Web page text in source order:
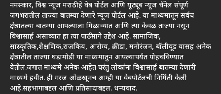
नमस्कार, विश्व न्यूज मराठी हे वेब पोर्टल आणि यूट्यूब न्यूज चॅनेल संपूर्ण
जगभरातील ताज्या बातम्या देणारे न्यूज पोर्टल आहे. या माध्यमातून सर्वच
क्षेत्रातल्या बातम्या आपल्याला मिळाव्यात आणि त्या केवळ ताज्या नसून
विश्वासार्ह असाव्यात हा त्या पाठीमागे उद्देश आहे. सामाजिक,
सांस्कृतिक,शैक्षणिक,राजकिय, आरोग्य, क्रीडा, मनोरंजन, बॉलीवूड यासह अनेक
क्षेत्रातील ताज्या घडामोडी या माध्यमातुन आपल्यापर्यंत पोहचविण्यात
येतील.जगात माध्यमे अनेक आहेत परंतु लोकांना विश्वासार्ह बातम्या देणारी
माध्यमे हवीत. ही गरज ओळखूनच आम्ही या वेबपोर्टलची निर्मिती केली
आहे.सहभागाबद्दल आणि प्रतिसादाबद्दल. धन्यवाद.